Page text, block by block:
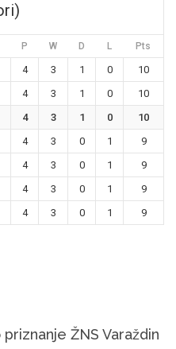
P W D L Pts
4 3 1 0
10
4 3 1 0
10
4 3 1 0
10
4 3 0 1
9
4 3 0 1
9
4 3 0 1
9
4 3 0 1 9
ŽNS Varaždin